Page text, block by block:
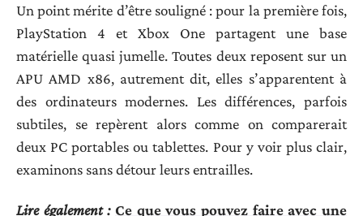
Un point mérite d’être souligné : pour la première fois,
PlayStation 4 et Xbox One partagent une base
matérielle quasi jumelle. Toutes deux reposent sur un
APU AMD x86, autrement dit, elles s’apparentent à
des ordinateurs modernes. Les différences, parfois
subtiles, se repèrent alors comme on comparerait
deux PC portables ou tablettes. Pour y voir plus clair,
examinons sans détour leurs entrailles.
Lire également : Ce que vous pouvez faire avec une